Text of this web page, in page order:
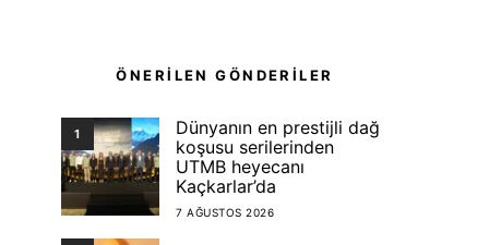
ÖNERİLEN GÖNDERİLER
1
Dünyanın en prestijli dağ
koşusu serilerinden
UTMB heyecanı
Kaçkarlar’da
7 AĞUSTOS 2026